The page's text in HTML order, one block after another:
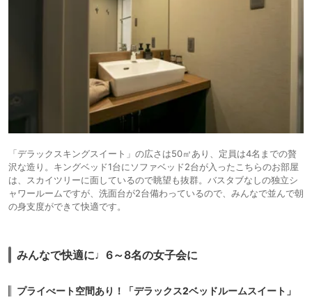
「デラックスキングスイート」の広さは50㎡あり、定員は4名までの贅
沢な造り。キングベッド1台にソファベッド2台が入ったこちらのお部屋
は、スカイツリーに面しているので眺望も抜群。バスタブなしの独立シ
ャワールームですが、洗面台が2台備わっているので、みんなで並んで朝
の身支度ができて快適です。
みんなで快適に♩6～8名の女子会に
プライべート空間あり！「デラックス2ベッドルームスイート」